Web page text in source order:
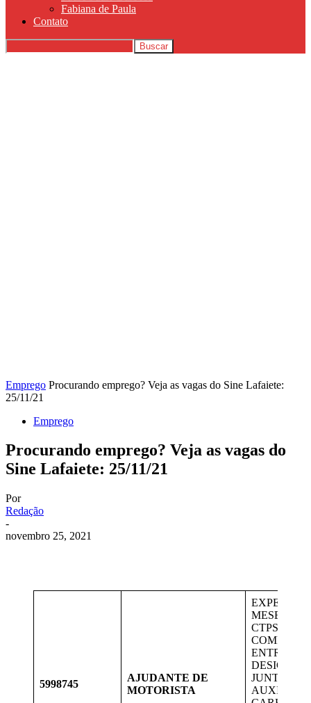
Fabiana de Paula
Contato
Emprego Procurando emprego? Veja as vagas do Sine Lafaiete:
25/11/21
Emprego
Procurando emprego? Veja as vagas do
Sine Lafaiete: 25/11/21
Por
Redação
-
novembro 25, 2021
5998745
AJUDANTE DE
MOTORISTA
MESES
CTPS;
JUNTO AO
AUXILIAR